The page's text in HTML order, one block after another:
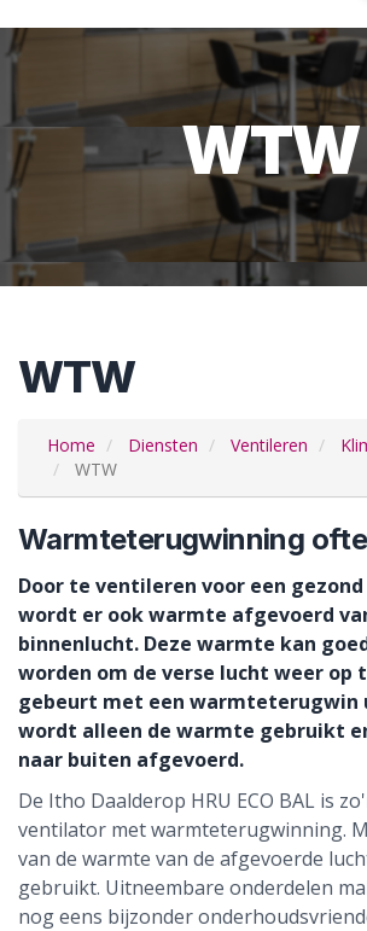
WTW
WTW
Home Diensten Ventileren
WTW
Warmteterugwinning
Door te ventileren voor een
wordt er ook warmte afgevoerd
binnenlucht. Deze warmte kan
worden om de verse lucht weer op
gebeurt met een warmteterugwin
wordt alleen de warmte gebruikt
naar buiten afgevoerd.
De Itho Daalderop HRU ECO BAL is
ventilator met warmteterugwinning.
van de warmte van de afgevoerde
gebruikt. Uitneembare onderdelen
nog eens bijzonder